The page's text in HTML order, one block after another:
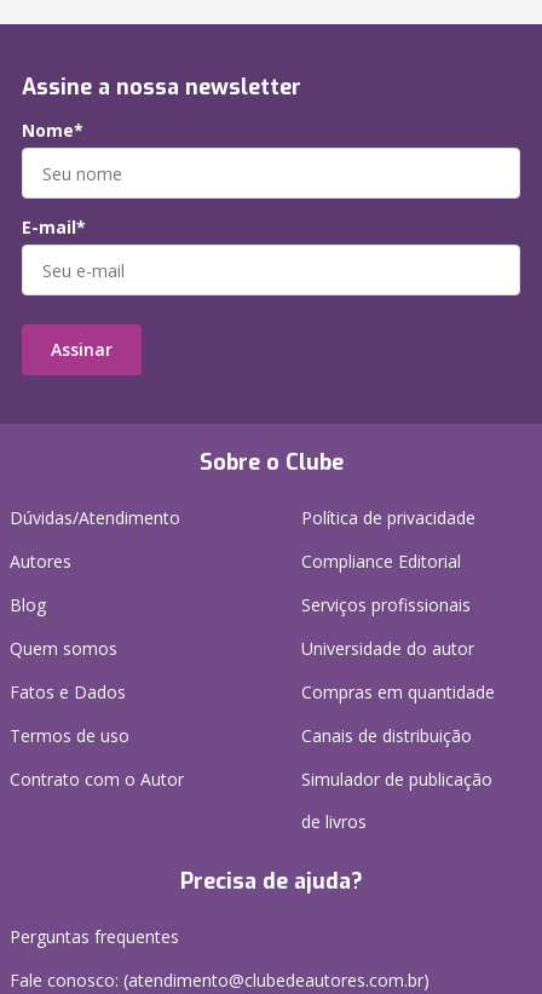
Sobre o Clube
Dúvidas/Atendimento
Autores
Blog
Quem somos
Fatos e Dados
Termos de uso
Contrato com o Autor
Política de privacidade
Compliance Editorial
Serviços profissionais
Universidade do autor
Compras em quantidade
Canais de distribuição
Simulador de publicação
de livros
Precisa de ajuda?
Perguntas frequentes
Fale conosco: (atendimento@clubedeautores.com.br)
Assine a nossa newsletter
Nome*
E-mail*
Assinar